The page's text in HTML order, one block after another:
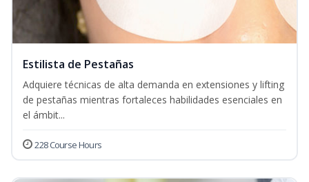
Estilista de Pestañas
Adquiere técnicas de alta demanda en extensiones y lifting
de pestañas mientras fortaleces habilidades esenciales en
el ámbit...
228 Course Hours